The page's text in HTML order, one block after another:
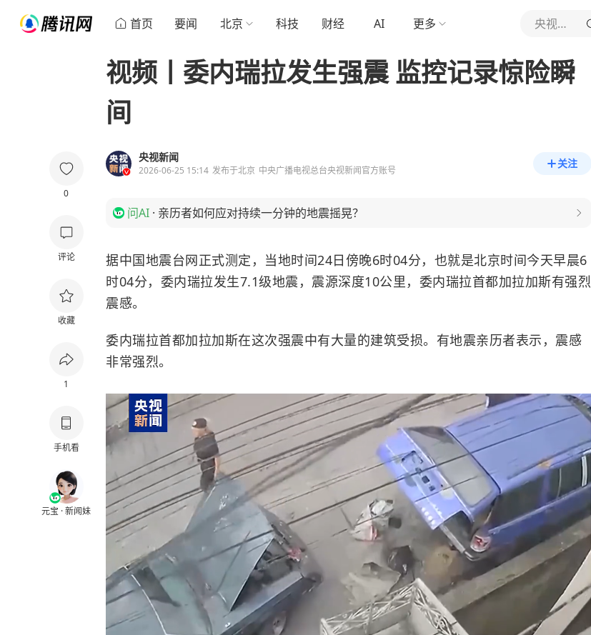
首页 要闻 北京 科技 财经 AI 更多 央视新闻
0
评论
收藏
1
手机看
元宝 · 新闻妹
视频丨委内瑞拉发生强震 监控记录惊险瞬
间
央视新闻
2026-06-25 15:14 发布于北京 中央广播电视总台央视新闻官方账号
关注
问AI · 亲历者如何应对持续一分钟的地震摇晃？
据中国地震台网正式测定，当地时间24日傍晚6时04分，也就是北京时间今天早晨6
时04分，委内瑞拉发生7.1级地震，震源深度10公里，委内瑞拉首都加拉加斯有强烈
震感。
委内瑞拉首都加拉加斯在这次强震中有大量的建筑受损。有地震亲历者表示，震感
非常强烈。